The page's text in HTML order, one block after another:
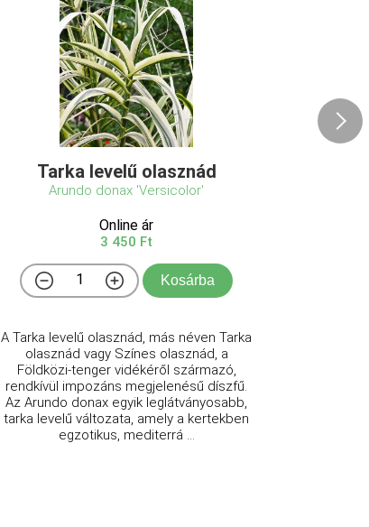
Tarka levelű olasznád
Arundo donax 'Versicolor'
Online ár
3 450 Ft
Kosárba
A Tarka levelű olasznád, más néven Tarka
olasznád vagy Színes olasznád, a
Földközi-tenger vidékéről származó,
rendkívül impozáns megjelenésű díszfű.
Az Arundo donax egyik leglátványosabb,
tarka levelű változata, amely a kertekben
egzotikus, mediterrá ...